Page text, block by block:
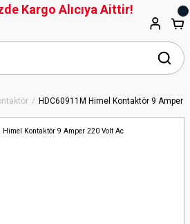
HDC60911M Himel Kontaktör 9 Amper
Kargo Alıcıya Aittir!